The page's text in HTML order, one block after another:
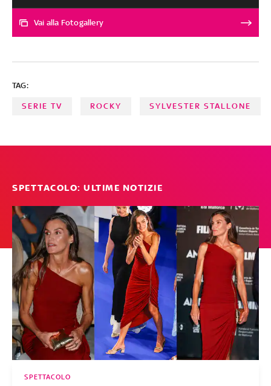
una miniserie (dopo il successo di Big Little Lies). Sale
l'attesa per gli episodi finali di Emily in Paris 4, per la
ciò che ci aspetta a settembre
Vai alla Fotogallery
TAG:
SERIE TV ROCKY SYLVESTER STALLONE
SPETTACOLO: ULTIME NOTIZIE
SPETTACOLO